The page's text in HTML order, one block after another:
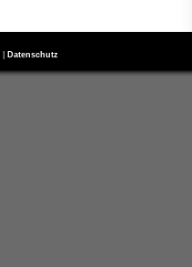
Datenschutz